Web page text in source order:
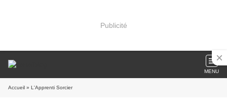
Publicité
MENU
Accueil » L'Apprenti Sorcier